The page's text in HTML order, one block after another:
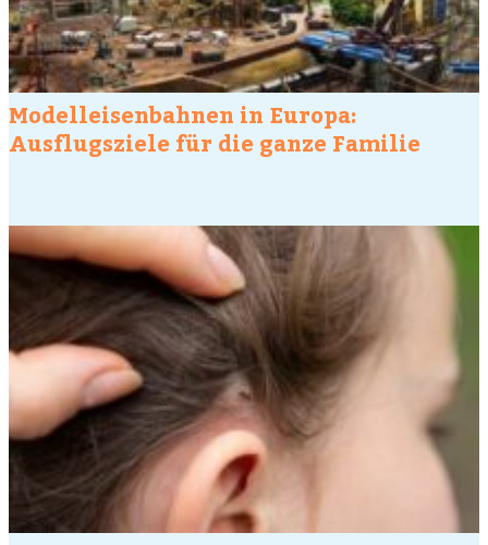
Modelleisenbahnen in Europa:
Ausflugsziele für die ganze Familie